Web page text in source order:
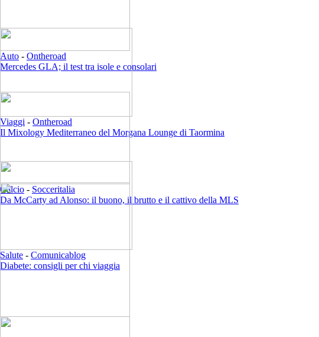
Auto - Ontheroad
Mercedes GLA; il test tra isole e consolari
Viaggi - Ontheroad
Il Mixology Mediterraneo del Morgana Lounge di Taormina
Calcio - Socceritalia
Da McCarty ad Alonso: il buono, il brutto e il cattivo della MLS
Salute - Comunicablog
Diabete: consigli per chi viaggia